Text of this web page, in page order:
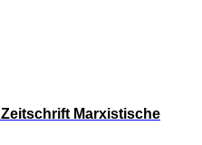
Zeitschrift Marxistische